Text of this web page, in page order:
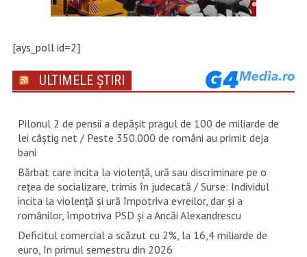
[ays_poll id=2]
ULTIMELE ȘTIRI
Pilonul 2 de pensii a depășit pragul de 100 de miliarde de
lei câștig net / Peste 350.000 de români au primit deja
bani
Bărbat care incita la violență, ură sau discriminare pe o
rețea de socializare, trimis în judecată / Surse: Individul
incita la violență și ură împotriva evreilor, dar și a
românilor, împotriva PSD și a Ancăi Alexandrescu
Deficitul comercial a scăzut cu 2%, la 16,4 miliarde de
euro, în primul semestru din 2026